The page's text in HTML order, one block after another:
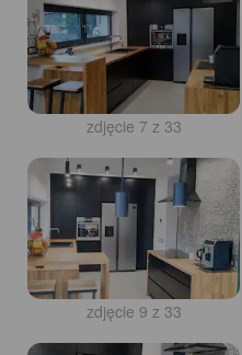
zdjęcie 7 z 33
zdjęcie 9 z 33